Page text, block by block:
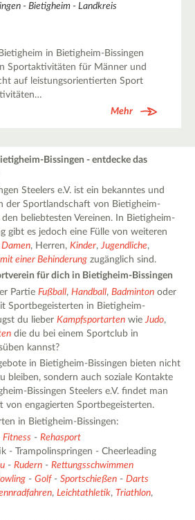
- Bietigheim - Landkreis
in Bietigheim-Bissingen
Sportaktivitäten für Männer und
auf leistungsorientierten Sport
Mehr
Bissingen - entdecke das
Steelers e.V. ist ein bekanntes und
der Sportlandschaft von Bietigheim-
beliebtesten Vereinen. In Bietigheim-
gibt es jedoch eine Fülle von weiteren
Damen, Herren,Kinder,Jugendliche,
einer Behinderung zugänglich sind.
für dich in Bietigheim-Bissingen
PartieFußball,Handball,Badminton oder
Sportbegeisterten in Bietigheim-
du lieberKampfsportarten wieJudo,
die du bei einem Sportclub in
kannst?
in Bietigheim-Bissingen bieten nicht
bleiben, sondern auch soziale Kontakte
Bissingen Steelers e.V. findet man
von engagierten Sportbegeisterten.
in Bietigheim-Bissingen:
Fitness -Rehasport
- Trampolinspringen - Cheerleading
-Rudern -Rettungsschwimmen
-Golf-Sportschießen -Darts
,Leichtathletik, Triathlon,